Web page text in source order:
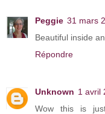
Peggie 31 mars
Beautiful inside
Répondre
Unknown 1 avril
Wow this is